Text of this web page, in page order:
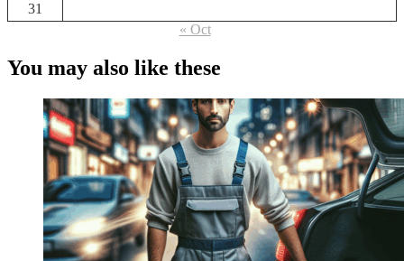
31
« Oct
You may also like these